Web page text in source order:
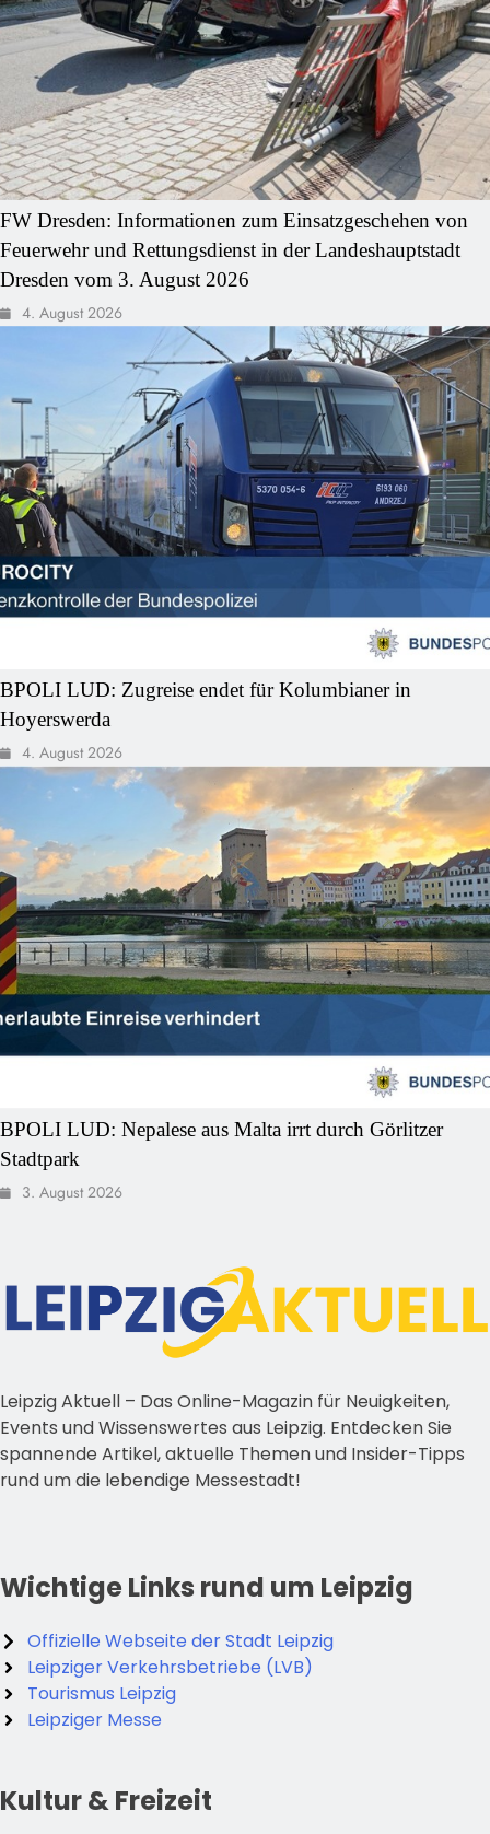
FW Dresden: Informationen zum Einsatzgeschehen von
Feuerwehr und Rettungsdienst in der Landeshauptstadt
Dresden vom 3. August 2026
4. August 2026
BPOLI LUD: Zugreise endet für Kolumbianer in
Hoyerswerda
4. August 2026
BPOLI LUD: Nepalese aus Malta irrt durch Görlitzer
Stadtpark
3. August 2026
Leipzig Aktuell – Das Online-Magazin für Neuigkeiten,
Events und Wissenswertes aus Leipzig. Entdecken Sie
spannende Artikel, aktuelle Themen und Insider-Tipps
rund um die lebendige Messestadt!
Wichtige Links rund um Leipzig
Offizielle Webseite der Stadt Leipzig
Leipziger Verkehrsbetriebe (LVB)
Tourismus Leipzig
Leipziger Messe
Kultur & Freizeit